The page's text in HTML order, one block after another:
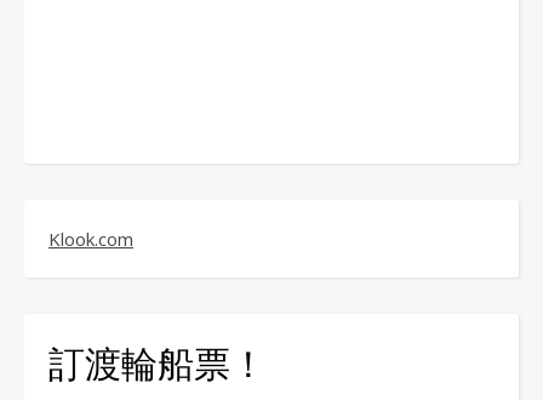
Klook.com
訂渡輪船票！